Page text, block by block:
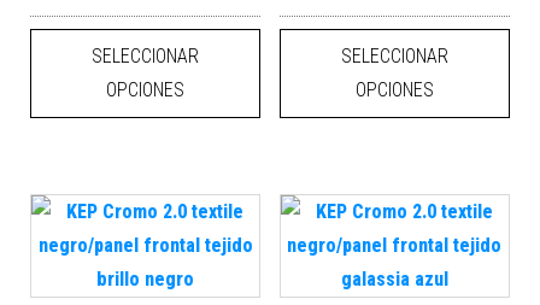
SELECCIONAR
OPCIONES
Este producto tiene múltiples
SELECCIONAR
OPCIONES